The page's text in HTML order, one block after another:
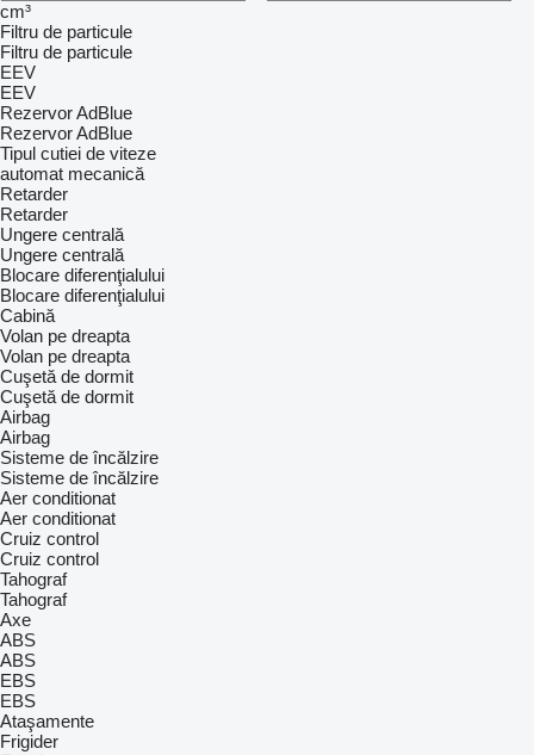
cm³
Filtru de particule
Filtru de particule
EEV
EEV
Rezervor AdBlue
Rezervor AdBlue
Tipul cutiei de viteze
automat mecanică
Retarder
Retarder
Ungere centrală
Ungere centrală
Blocare diferenţialului
Blocare diferenţialului
Cabină
Volan pe dreapta
Volan pe dreapta
Cuşetă de dormit
Cuşetă de dormit
Airbag
Airbag
Sisteme de încălzire
Sisteme de încălzire
Aer conditionat
Aer conditionat
Cruiz control
Cruiz control
Tahograf
Tahograf
Axe
ABS
ABS
EBS
EBS
Ataşamente
Frigider